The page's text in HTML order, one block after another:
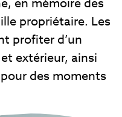
en mémoire des
propriétaire. Les
profiter d’un
extérieur, ainsi
des moments